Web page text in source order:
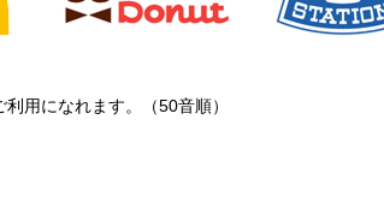
用になれます。（50音順）